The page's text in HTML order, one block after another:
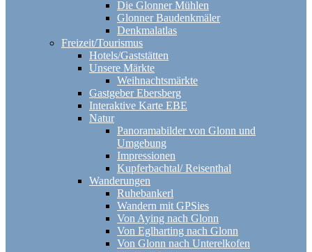
Die Glonner Mühlen
Glonner Baudenkmäler
Denkmalatlas
Freizeit/Tourismus
Hotels/Gaststätten
Unsere Märkte
Weihnachtsmärkte
Gastgeber Ebersberg
Interaktive Karte EBE
Natur
Panoramabilder von Glonn und
Umgebung
Impressionen
Kupferbachtal/ Reisenthal
Wanderungen
Ruhebankerl
Wandern mit GPSies
Von Aying nach Glonn
Von Eglharting nach Glonn
Von Glonn nach Unterelkofen